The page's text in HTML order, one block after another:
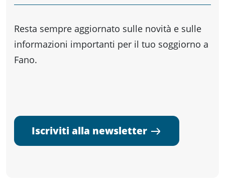
Resta sempre aggiornato sulle novità e sulle
informazioni importanti per il tuo soggiorno a
Fano.
Iscriviti alla newsletter